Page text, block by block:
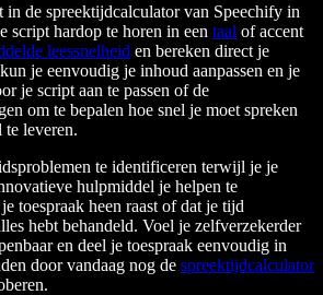
in de spreektijdcalculator van Speechify in
script hardop te horen in een taal of accent
leessnelheid en bereken direct je
je eenvoudig je inhoud aanpassen en je
je script aan te passen of de
om te bepalen hoe snel je moet spreken
te leveren.
te identificeren terwijl je je
hulpmiddel je helpen te
toespraak heen raast of dat je tijd
hebt behandeld. Voel je zelfverzekerder
en deel je toespraak eenvoudig in
door vandaag nog de spreektijdcalculator